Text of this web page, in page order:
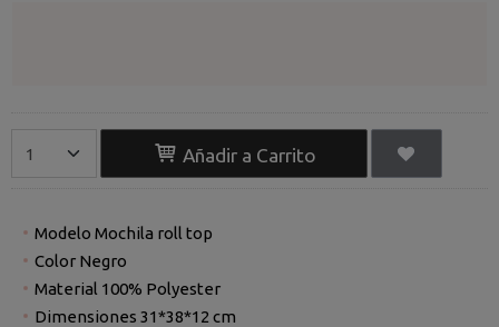
Añadir a Carrito
Modelo Mochila roll top
Color Negro
Material 100% Polyester
Dimensiones 31*38*12 cm